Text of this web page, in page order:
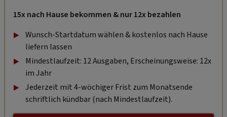
15x nach Hause bekommen & nur 12x bezahlen
Wunsch-Startdatum wählen & kostenlos nach Hause
liefern lassen
Mindestlaufzeit: 12 Ausgaben, Erscheinungsweise: 12x
im Jahr
Jederzeit mit 4-wöchiger Frist zum Monatsende
schriftlich kündbar (nach Mindestlaufzeit).